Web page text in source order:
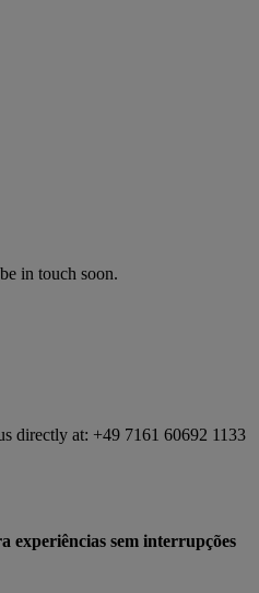
in touch soon.
directly at: +49 7161 60692 1133
experiências sem interrupções